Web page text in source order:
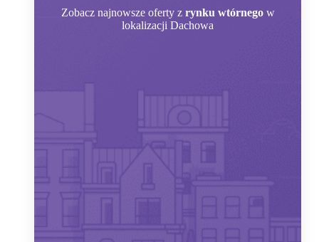
Zobacz najnowsze oferty z rynku wtórnego w
lokalizacji Dachowa